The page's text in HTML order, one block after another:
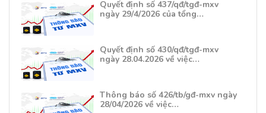
Quyết định số 437/qđ/tgđ-mxv
ngày 29/4/2026 của tổng…
Quyết định số 430/qđ/tgđ-mxv
ngày 28.04.2026 về việc…
Thông báo số 426/tb/gđ-mxv ngày
28/04/2026 về việc…